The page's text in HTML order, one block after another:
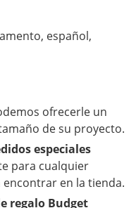
español,
ofrecerle un
de su proyecto.
especiales
para cualquier
en la tienda.
regalo Budget